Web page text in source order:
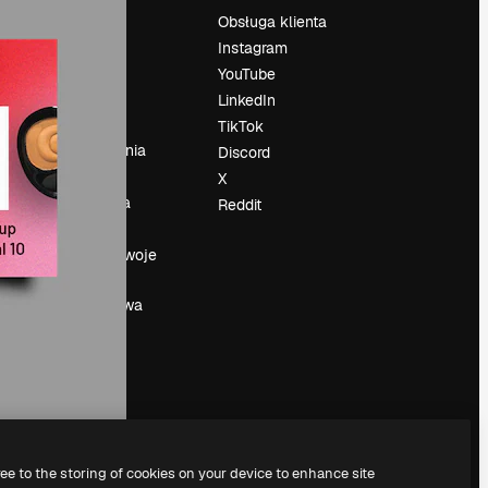
Reviews
Kariera
Trendy
wyszukiwania
Blog
Wydarzenia
Sprzedaj swoje
treści
Sala prasowa
Obsługa klienta
Instagram
YouTube
LinkedIn
TikTok
Discord
X
Reddit
to the storing of cookies on your device to enhance site